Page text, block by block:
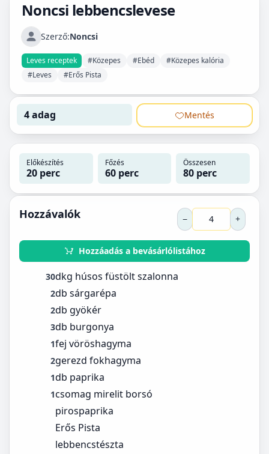
Noncsi lebbencslevese
Szerző:Noncsi
Leves receptek #Közepes #Ebéd
#Közepes kalória
#Leves
#Erős Pista
4 adag Mentés
Előkészítés
20 perc
Főzés
60 perc
Összesen
80 perc
Hozzávalók − +
Hozzáadás a bevásárlólistához
30dkg húsos füstölt szalonna
2db sárgarépa
2db gyökér
3db burgonya
1fej vöröshagyma
2gerezd fokhagyma
1db paprika
1csomag mirelit borsó
pirospaprika
Erős Pista
lebbencstészta